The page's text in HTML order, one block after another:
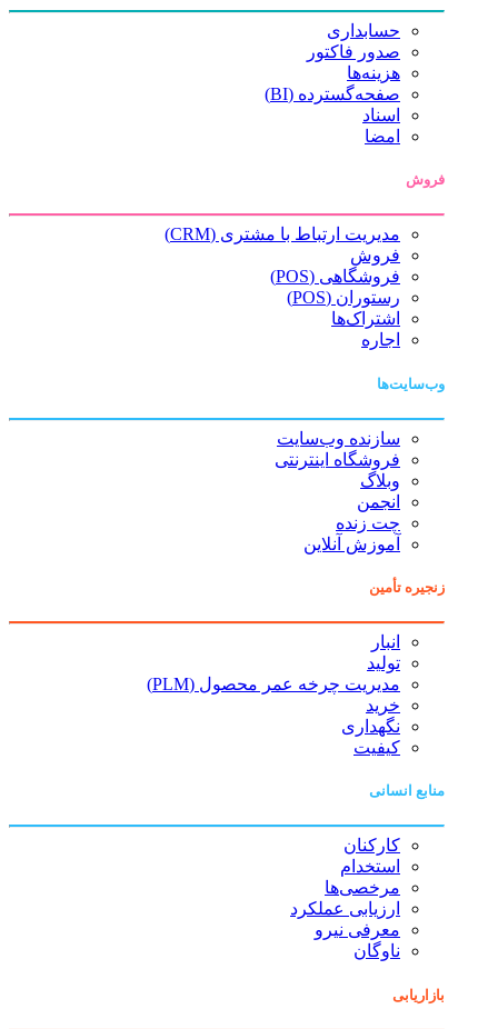
حسابداری
صدور فاکتور
هزینه‌ها
صفحه‌گسترده (BI)
اسناد
امضا
فروش
مدیریت ارتباط با مشتری (CRM)
فروش
فروشگاهی (POS)
رستوران (POS)
اشتراک‌ها
اجاره
وب‌سایت‌ها
سازنده وب‌سایت
فروشگاه اینترنتی
وبلاگ
انجمن
چت زنده
آموزش آنلاین
زنجیره تأمین
انبار
تولید
مدیریت چرخه عمر محصول (PLM)
خرید
نگهداری
کیفیت
منابع انسانی
کارکنان
استخدام
مرخصی‌ها
ارزیابی عملکرد
معرفی نیرو
ناوگان
بازاریابی